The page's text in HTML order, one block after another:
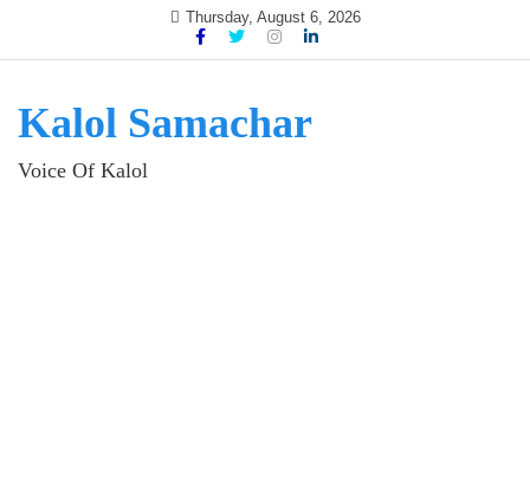
Thursday, August 6, 2026
Kalol Samachar
Voice Of Kalol